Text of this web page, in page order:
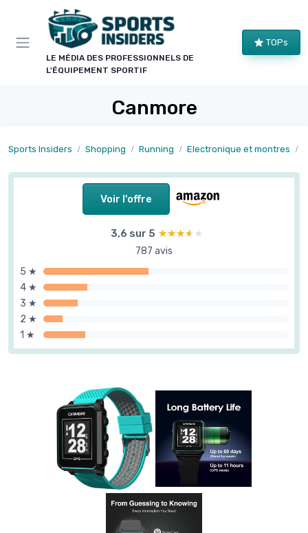
LE MÉDIA DES PROFESSIONNELS DE
L'ÉQUIPEMENT SPORTIF
TOPs
Canmore
Sports Insiders Shopping Running Electronique et montres
Voir l'offre
3,6 sur 5 ★★★★★
★★★★★
787 avis
5 ★
4 ★
3 ★
2 ★
1 ★
Panneau de gestion des cookies